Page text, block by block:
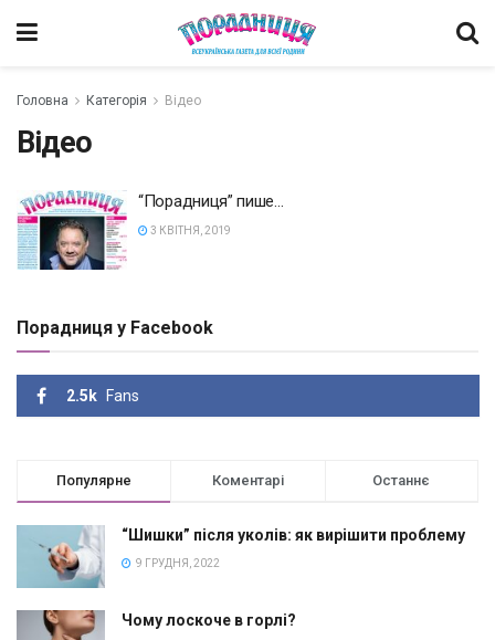
Головна Категорія Відео
Відео
“Порадниця” пише…
3 КВІТНЯ, 2019
Порадниця у Facebook
2.5k Fans
Популярне Коментарі Останнє
“Шишки” після уколів: як вирішити проблему
9 ГРУДНЯ, 2022
Чому лоскоче в горлі?